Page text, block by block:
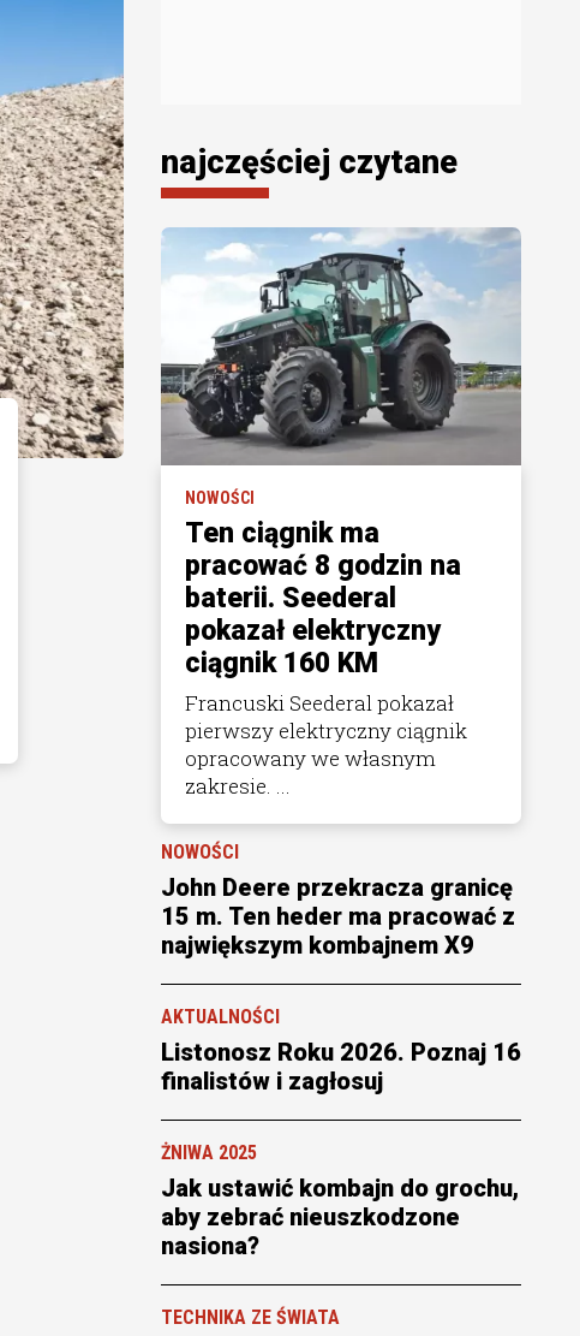
najczęściej czytane
NOWOŚCI
Ten ciągnik ma
pracować 8 godzin na
baterii. Seederal
pokazał elektryczny
ciągnik 160 KM
Francuski Seederal pokazał
pierwszy elektryczny ciągnik
opracowany we własnym
zakresie. ...
NOWOŚCI
John Deere przekracza granicę
15 m. Ten heder ma pracować z
największym kombajnem X9
AKTUALNOŚCI
Listonosz Roku 2026. Poznaj 16
finalistów i zagłosuj
ŻNIWA 2025
Jak ustawić kombajn do grochu,
aby zebrać nieuszkodzone
nasiona?
TECHNIKA ZE ŚWIATA